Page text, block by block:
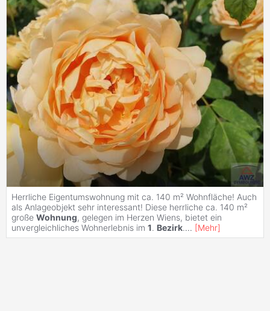
Herrliche Eigentumswohnung mit ca. 140 m² Wohnfläche! Auch
als Anlageobjekt sehr interessant! Diese herrliche ca. 140 m²
große Wohnung, gelegen im Herzen Wiens, bietet ein
unvergleichliches Wohnerlebnis im 1. Bezirk.... [Mehr]